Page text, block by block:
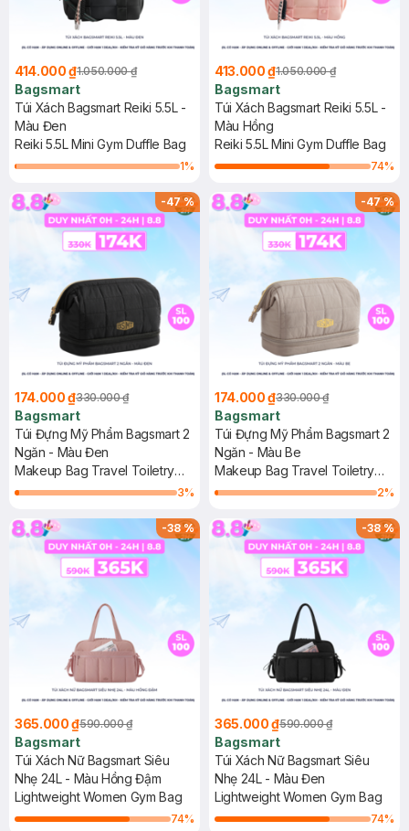
414.000 ₫1.050.000 ₫
Bagsmart
Túi Xách Bagsmart Reiki 5.5L -
Màu Đen
Reiki 5.5L Mini Gym Duffle Bag
1%
413.000 ₫1.050.000 ₫
Bagsmart
Túi Xách Bagsmart Reiki 5.5L -
Màu Hồng
Reiki 5.5L Mini Gym Duffle Bag
74%
-47%
174.000 ₫330.000 ₫
Bagsmart
Túi Đựng Mỹ Phẩm Bagsmart 2
Ngăn - Màu Đen
Makeup Bag Travel Toiletry
Bag-Double-Deck
3%
-47%
174.000 ₫330.000 ₫
Bagsmart
Túi Đựng Mỹ Phẩm Bagsmart 2
Ngăn - Màu Be
Makeup Bag Travel Toiletry
Bag-Double-Deck
2%
-38%
365.000 ₫590.000 ₫
Bagsmart
Túi Xách Nữ Bagsmart Siêu
Nhẹ 24L - Màu Hồng Đậm
Lightweight Women Gym Bag
74%
-38%
365.000 ₫590.000 ₫
Bagsmart
Túi Xách Nữ Bagsmart Siêu
Nhẹ 24L - Màu Đen
Lightweight Women Gym Bag
74%